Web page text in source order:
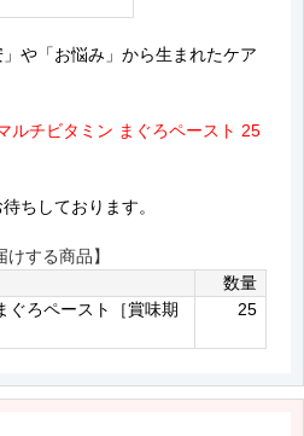
や「お悩み」から生まれたケア
ルチビタミン まぐろペースト 25
ちしております。
けする商品】
数量
ぐろペースト［賞味期
25